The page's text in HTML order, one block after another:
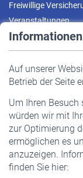
Auf unserer
Betrieb der Seite
Um Ihren
würden wir mit
zur Optimierung
ermöglichen es
anzuzeigen.
finden Sie hier:
Freiwillige
Veranstaltungen
Pflichtversicherung
Staatliche
Veranstaltungen
Rentner
Rentenbeginn